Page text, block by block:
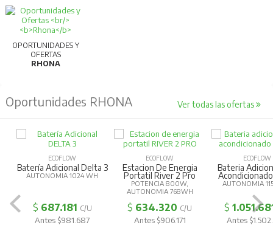
OPORTUNIDADES Y
OFERTAS
RHONA
Oportunidades RHONA Ver todas las ofertas
ECOFLOW
Batería Adicional Delta 3
AUTONOMIA 1024 WH
$ 687.181 C/U
Antes $981.687
ECOFLOW
Estacion De Energia
Portatil River 2 Pro
POTENCIA 800W,
AUTONOMIA 768WH
$ 634.320 C/U
Antes $906.171
ECOFLOW
Bateria
AUTONOMIA
$
Antes